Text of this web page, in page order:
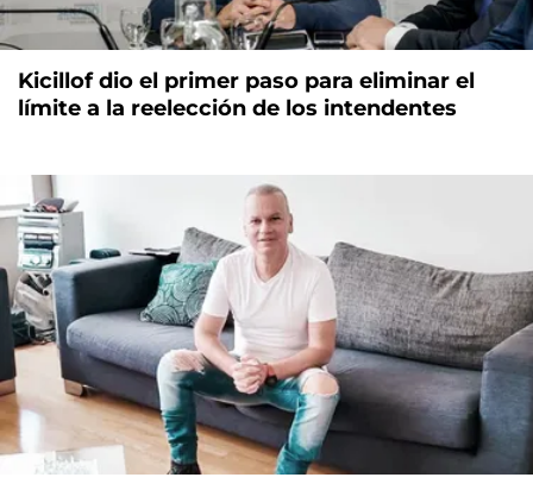
Kicillof dio el primer paso para eliminar el
límite a la reelección de los intendentes